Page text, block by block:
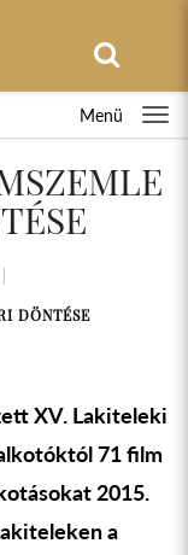
Menü
DÖNTÉSE
XV. Lakiteleki
71 film
2015.
a